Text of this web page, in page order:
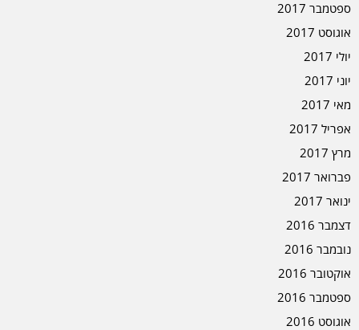
ספטמבר 2017
אוגוסט 2017
יולי 2017
יוני 2017
מאי 2017
אפריל 2017
מרץ 2017
פברואר 2017
ינואר 2017
דצמבר 2016
נובמבר 2016
אוקטובר 2016
ספטמבר 2016
אוגוסט 2016